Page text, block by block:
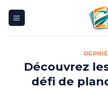
Découvrez
défi de